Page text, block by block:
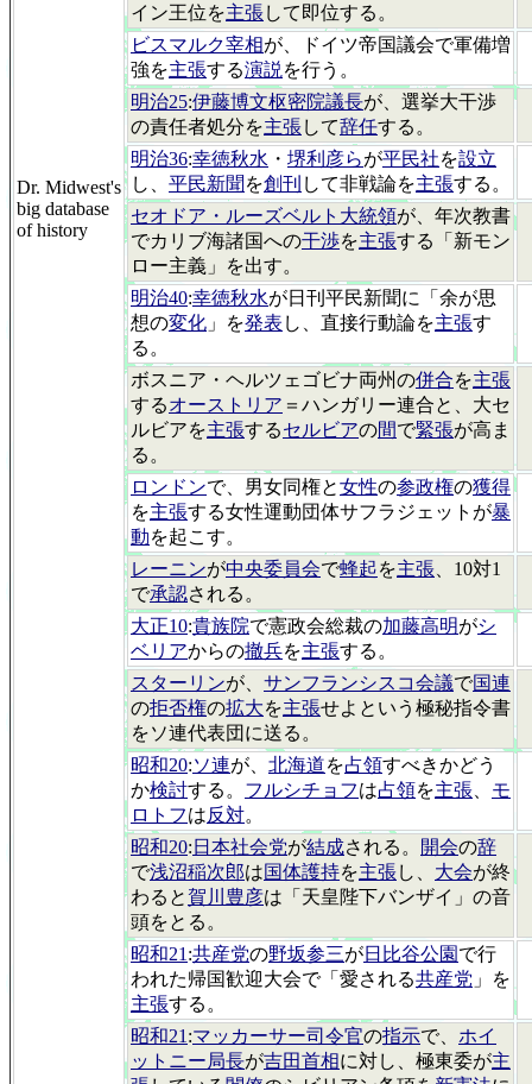
Dr. Midwest's
big database
of history
イン王位を主張して即位する。
ビスマルク宰相が、ドイツ帝国議会で軍備増
強を主張する演説 を行う。
明治25:伊藤博文枢密院議長が、選挙大干渉
の責任者処分を主張して辞任する。
明治36:幸徳秋水 ・ 堺利彦らが平民社を設立
し、 平民新聞 を創刊 して非戦論を主張する。
セオドア・ルーズベルト大統領が、年次教書
でカリブ海諸国への干渉を主張する「新モン
ロー主義」を出す。
明治40:幸徳秋水が日刊平民新聞に「余が思
想の変化 」を発表 し、直接行動論を主張す
る。
ボスニア・ヘルツェゴビナ両州の併合を主張
するオーストリア ＝ハンガリー連合と、大セ
ルビアを主張するセルビアの間で緊張が高ま
る。
ロンドンで、男女同権と女性の参政権の獲得
を主張する女性運動団体サフラジェットが暴
動を起こす。
レーニンが中央委員会で蜂起を主張 、10対1
で承認される。
大正10:貴族院で憲政会総裁の加藤高明がシ
ベリアからの撤兵を主張する。
スターリンが、 サンフランシスコ会議で国連
の拒否権の拡大を主張せよという極秘指令書
をソ連代表団に送る。
昭和20:ソ連が、 北海道を占領すべきかどう
か検討する。 フルシチョフは占領を主張
モ
ロトフは反対。
昭和20: 日本社会党が結成される。 開会の辞
で浅沼稲次郎は国体護持を主張し、 大会が終
わると賀川豊彦は「天皇陛下バンザイ」の音
頭をとる。
昭和21 :共産党の野坂参三が日比谷公園 で行
われた帰国歓迎大会で「愛される共産党 」を
主張する。
昭和21 :マッカーサー司令官の指示で、 ホイ
ットニー局長が吉田首相に対し、極東委が主